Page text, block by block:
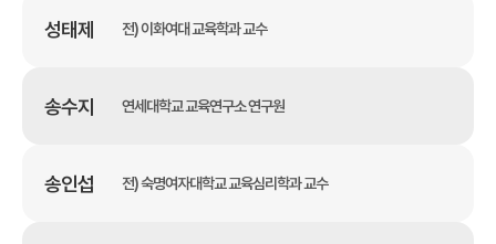
성태제 전) 이화여대 교육학과 교수
송수지 연세대학교 교육연구소 연구원
송인섭 전) 숙명여자대학교 교육심리학과 교수